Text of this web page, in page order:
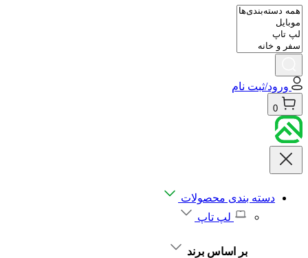
ورود/ثبت نام
0
دسته بندی محصولات
لپ تاپ
بر اساس برند